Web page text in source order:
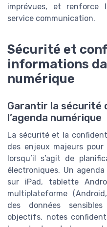
imprévues, et renforce
service communication.
Sécurité et
informations
numérique
Garantir la sécurité
l’agenda numérique
La sécurité et la
des enjeux majeurs
lorsqu’il s’agit de
électroniques. Un
sur iPad, tablette
multiplateforme
des données
objectifs, notes